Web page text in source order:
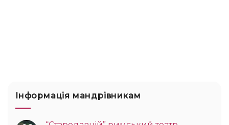
Інформація мандрівникам